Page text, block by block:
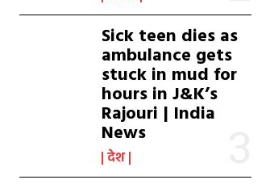
Sick teen dies as
ambulance gets
stuck in mud for
hours in J&K’s
Rajouri | India
News
देश